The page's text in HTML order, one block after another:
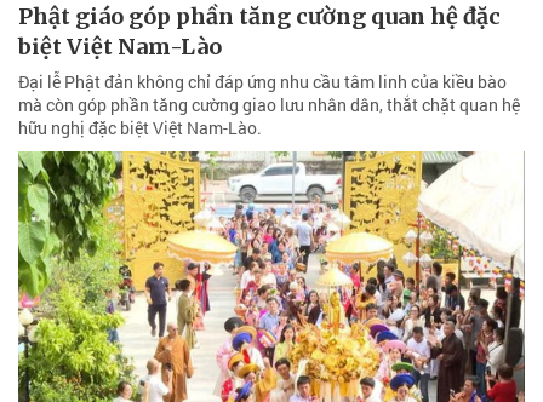
Phật giáo góp phần tăng cường quan hệ đặc
biệt Việt Nam-Lào
Đại lễ Phật đản không chỉ đáp ứng nhu cầu tâm linh của kiều bào
mà còn góp phần tăng cường giao lưu nhân dân, thắt chặt quan hệ
hữu nghị đặc biệt Việt Nam-Lào.